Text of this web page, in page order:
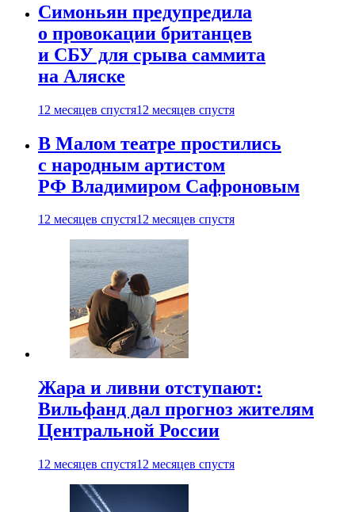
Симоньян предупредила
о провокации британцев
и СБУ для срыва саммита
на Аляске
12 месяцев спустя12 месяцев спустя
В Малом театре простились
с народным артистом
РФ Владимиром Сафроновым
12 месяцев спустя12 месяцев спустя
Жара и ливни отступают:
Вильфанд дал прогноз жителям
Центральной России
12 месяцев спустя12 месяцев спустя